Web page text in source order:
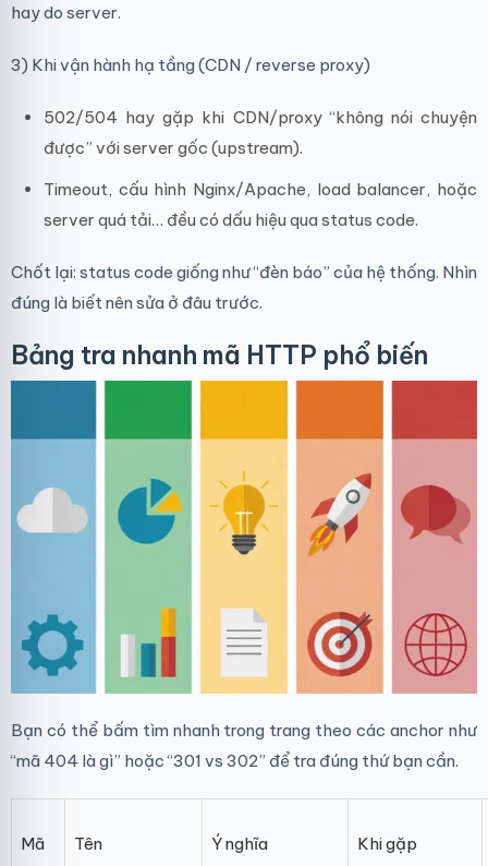
hay do server.
3) Khi vận hành hạ tầng (CDN / reverse proxy)
502/504 hay gặp khi CDN/proxy “không nói chuyện
được” với server gốc (upstream).
Timeout, cấu hình Nginx/Apache, load balancer, hoặc
server quá tải… đều có dấu hiệu qua status code.
Chốt lại: status code giống như “đèn báo” của hệ thống. Nhìn
đúng là biết nên sửa ở đâu trước.
Bảng tra nhanh mã HTTP phổ biến
Bạn có thể bấm tìm nhanh trong trang theo các anchor như
“mã 404 là gì” hoặc “301 vs 302” để tra đúng thứ bạn cần.
Mã Tên Ý nghĩa Khi gặp